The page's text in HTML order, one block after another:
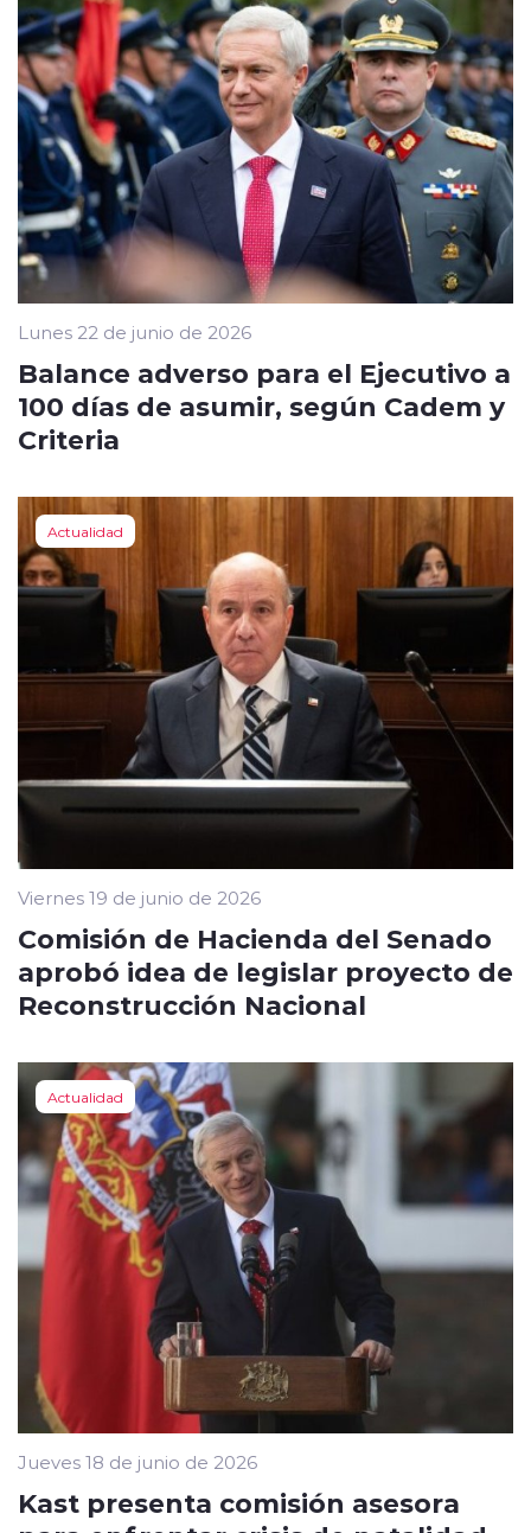
Lunes 22 de junio de 2026
Balance adverso para el Ejecutivo a
100 días de asumir, según Cadem y
Criteria
Actualidad
Viernes 19 de junio de 2026
Comisión de Hacienda del Senado
aprobó idea de legislar proyecto de
Reconstrucción Nacional
Actualidad
Jueves 18 de junio de 2026
Kast presenta comisión asesora